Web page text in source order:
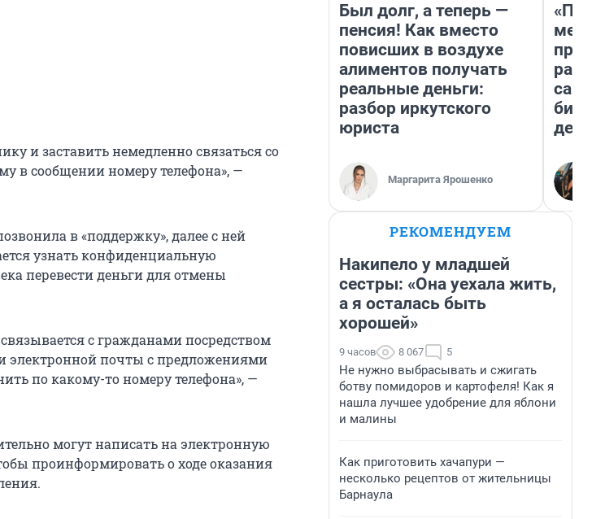
и заставить немедленно связаться со
в сообщении номеру телефона», —
в «поддержку», далее с ней
узнать конфиденциальную
перевести деньги для отмены
с гражданами посредством
электронной почты с предложениями
по какому-то номеру телефона», —
могут написать на электронную
проинформировать о ходе оказания
Был долг, а теперь —
пенсия! Как вместо
повисших в воздухе
алиментов получать
реальные деньги:
разбор иркутского
юриста
Маргарита Ярошенко
РЕКОМЕНДУЕМ
Накипело у младшей
сестры: «Она уехала жить,
а я осталась быть
хорошей»
9 часов 8 067 5
Не нужно выбрасывать и сжигать
ботву помидоров и картофеля! Как я
нашла лучшее удобрение для яблони
и малины
Как приготовить хачапури —
несколько рецептов от жительницы
Барнаула